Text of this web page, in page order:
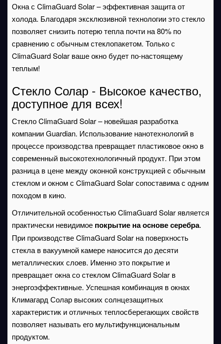
Окна с ClimaGuard Solar – эффективная защита от
холода. Благодаря эксклюзивной технологии это стекло
позволяет снизить потерю тепла почти на 80% по
сравнению с обычным стеклопакетом. Только с
ClimaGuard Solar ваше окно будет по-настоящему
теплым!
Стекло Солар - Высокое качество,
доступное для всех!
Стекло ClimaGuard Solar – новейшая разработка
компании Guardian. Использование нанотехнологий в
процессе производства превращает пластиковое окно в
современный высокотехнологичный продукт. При этом
разница в цене между оконной конструкцией с обычным
стеклом и окном с ClimaGuard Solar сопоставима с одним
походом в кино.
Отличительной особенностью ClimaGuard Solar является
практически невидимое покрытие на основе серебра.
При производстве ClimaGuard Solar на поверхность
стекла в вакуумной камере наносится до десяти
металлических слоев. Именно это покрытие и
превращает окна со стеклом ClimaGuard Solar в
энергоэффективные. Успешная комбинация в окнах
Климагард Солар высоких солнцезащитных
характеристик и отличных теплосберегающих свойств
позволяет называть его мультифункциональным
продуктом.